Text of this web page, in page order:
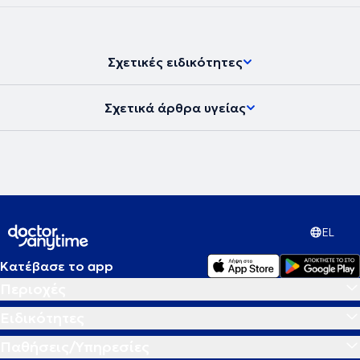
Σχετικές ειδικότητες
Σχετικά άρθρα υγείας
EL
Κατέβασε το app